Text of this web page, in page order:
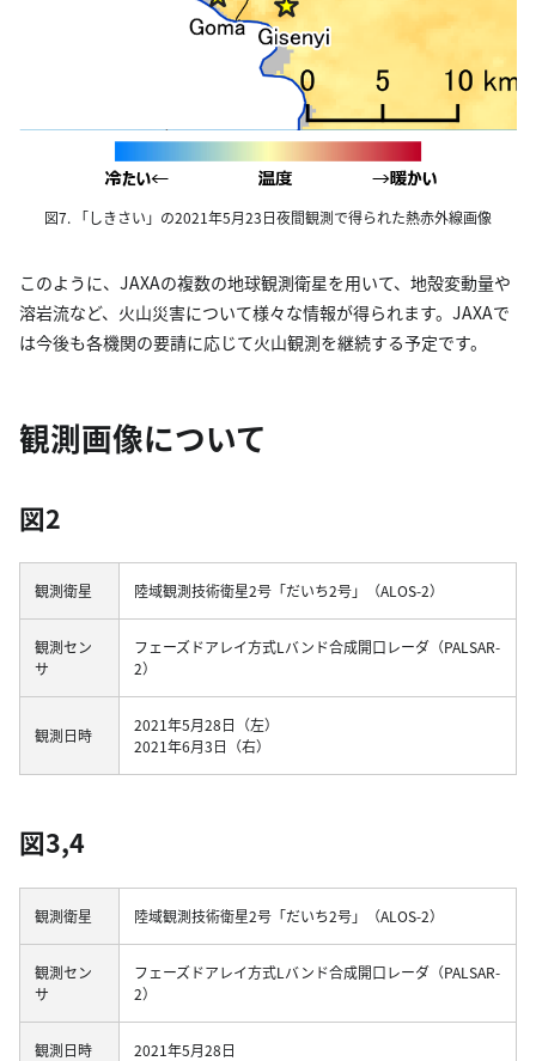
図7. 「しきさい」の2021年5月23日夜間観測で得られた熱赤外線画像
このように、JAXAの複数の地球観測衛星を用いて、地殻変動量や
溶岩流など、火山災害について様々な情報が得られます。JAXAで
は今後も各機関の要請に応じて火山観測を継続する予定です。
観測画像について
図2
観測衛星 陸域観測技術衛星2号「だいち2号」（ALOS-2）
観測セン
サ
フェーズドアレイ方式Lバンド合成開口レーダ（PALSAR-
2）
観測日時
2021年5月28日（左）
2021年6月3日（右）
図3,4
観測衛星 陸域観測技術衛星2号「だいち2号」（ALOS-2）
観測セン
サ
フェーズドアレイ方式Lバンド合成開口レーダ（PALSAR-
2）
観測日時 2021年5月28日